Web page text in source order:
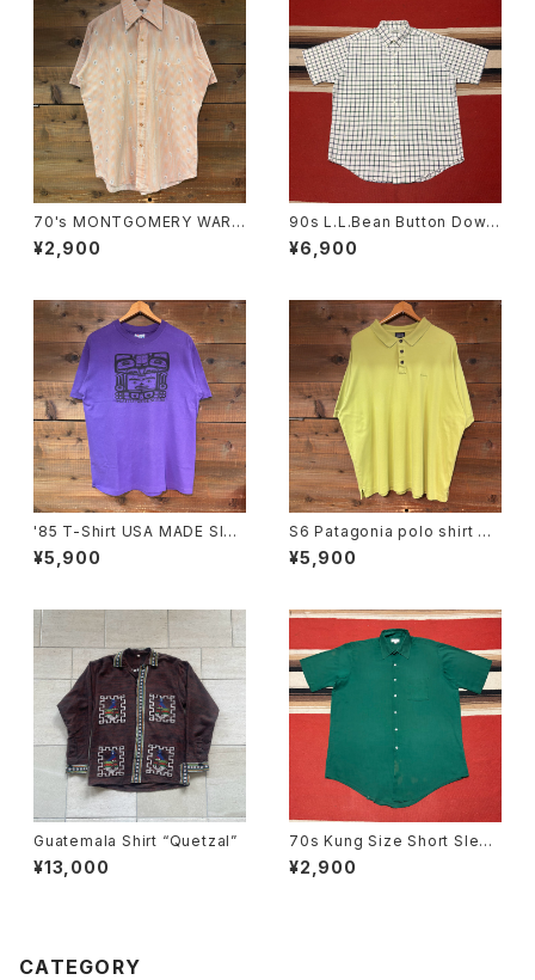
70's MONTGOMERY WARD
S/S Shirt SIZE15.1/2
¥2,900
90s L.L.Bean Button Down
Short Sleeve Check Shirt s
ize L
¥6,900
'85 T-Shirt USA MADE SIZ
E:L
¥5,900
S6 Patagonia polo shirt SI
ZE:XL
¥5,900
Guatemala Shirt “Quetzal”
¥13,000
70s Kung Size Short Sleev
e Shirt size 17
¥2,900
CATEGORY